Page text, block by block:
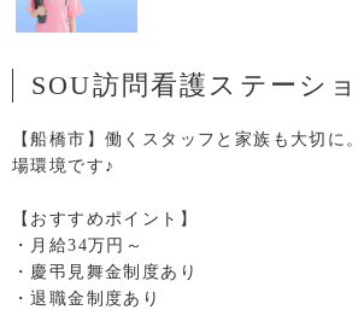
SOU訪問看護ステーシ
【船橋市】働くスタッフと家族も大切に
場環境です♪
【おすすめポイント】
・月給34万円～
・慶弔見舞金制度あり
・退職金制度あり